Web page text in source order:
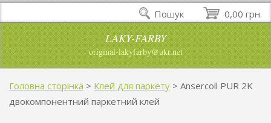
LAKY-FARBY
original-lakyfarby@ukr.net
Головна сторінка > Клей для паркету > Ansercoll PUR 2K
двокомпонентний паркетний клей
0,00 грн.
Пошук